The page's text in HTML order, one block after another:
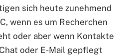
sich heute zunehmend
wenn es um Recherchen
oder aber wenn Kontakte
oder E-Mail gepflegt